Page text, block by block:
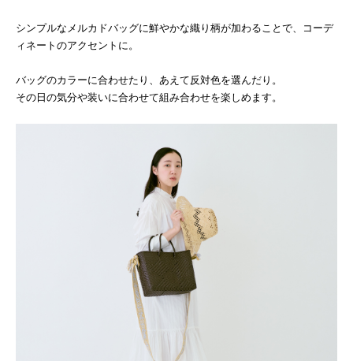
シンプルなメルカドバッグに鮮やかな織り柄が加わることで、コーデ
ィネートのアクセントに。
バッグのカラーに合わせたり、あえて反対色を選んだり。
その日の気分や装いに合わせて組み合わせを楽しめます。